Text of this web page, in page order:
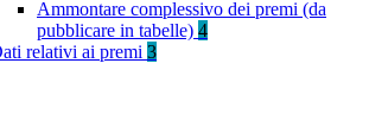
Ammontare complessivo dei premi (da
pubblicare in tabelle) 4
relativi ai premi 3